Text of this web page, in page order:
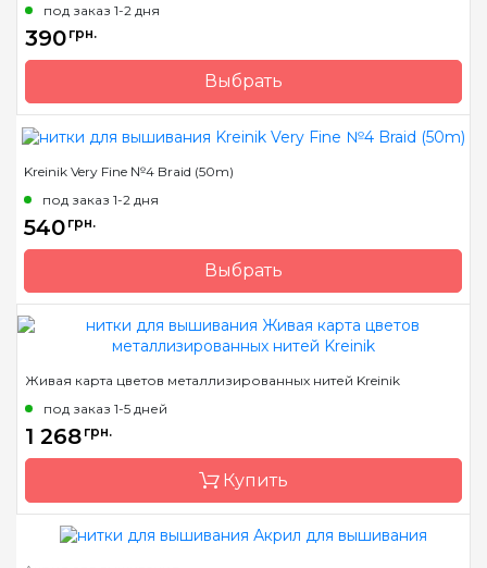
Состав
под заказ 1-2 дня
390 грн.
Выбрать
Бренд
Kreinik
Страна-производитель
США
Метраж
Состав
Kreinik Very Fine №4 Braid (50m)
под заказ 1-2 дня
540 грн.
Выбрать
Бренд
Kreinik
Страна-производитель
США
Живая карта цветов металлизированных нитей Kreinik
под заказ 1-5 дней
1 268 грн.
Купить